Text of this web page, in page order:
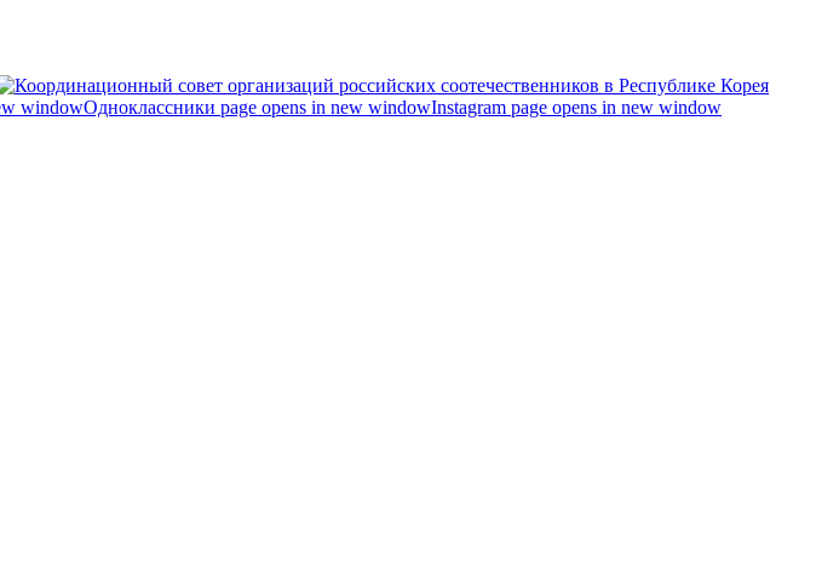
windowОдноклассники page opens in new windowInstagram page opens in new window